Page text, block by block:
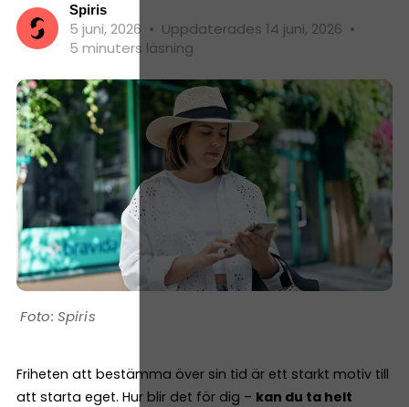
Spiris
5 juni, 2026 • Uppdaterades 14 juni, 2026 •
5 minuters läsning
Spiris
Friheten att bestämma över sin tid är ett starkt motiv till
att starta eget. Hur blir det för dig – kan du ta helt